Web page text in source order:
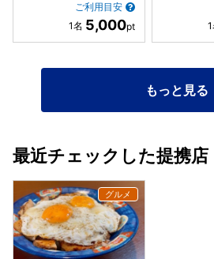
ご利用目安
5,000
もっと見る
最近チェックした提携店